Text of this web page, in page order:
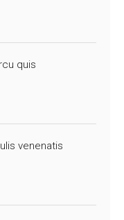
quis
venenatis